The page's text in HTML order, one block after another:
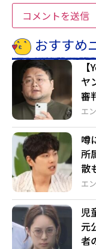
おすすめ
エ
ヤ
審
エ
噂
所
散
児
元
者